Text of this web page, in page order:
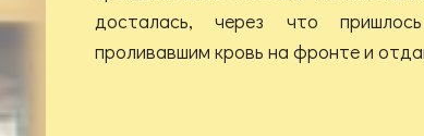
досталась, через что
проливавшим кровь на фронте и